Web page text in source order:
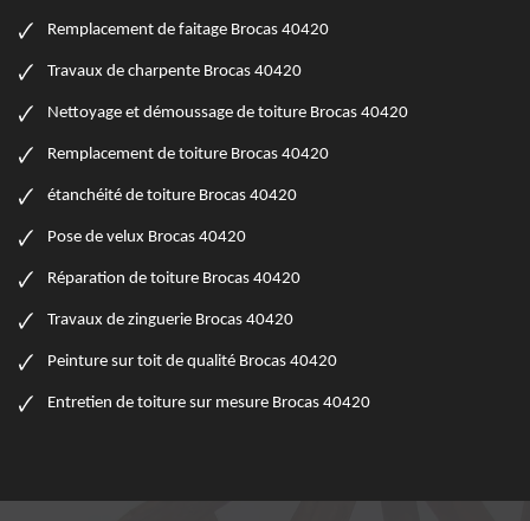
Remplacement de faitage Brocas 40420
Travaux de charpente Brocas 40420
Nettoyage et démoussage de toiture Brocas 40420
Remplacement de toiture Brocas 40420
étanchéité de toiture Brocas 40420
Pose de velux Brocas 40420
Réparation de toiture Brocas 40420
Travaux de zinguerie Brocas 40420
Peinture sur toit de qualité Brocas 40420
Entretien de toiture sur mesure Brocas 40420